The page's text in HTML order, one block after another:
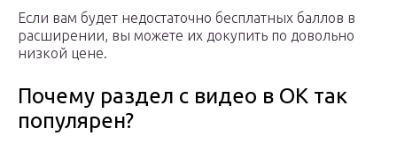
Если вам будет недостаточно бесплатных баллов в
расширении, вы можете их докупить по довольно
низкой цене.
Почему раздел с видео в ОК так
популярен?